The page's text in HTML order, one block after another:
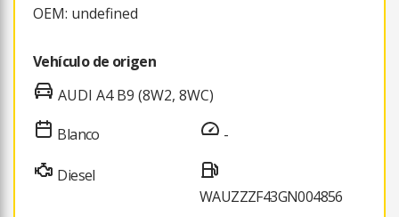
OEM: undefined
Vehículo de origen
AUDI A4 B9 (8W2, 8WC)
Blanco
Diesel
-
WAUZZZF43GN004856